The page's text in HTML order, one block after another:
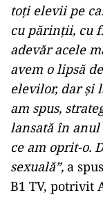
toţi elevii pe
cu părinţii, cu
adevăr acele
avem o lipsă
elevilor, dar şi
am spus,
lansată în anul
ce am oprit-o.
sexuală”, a
B1 TV, potrivit